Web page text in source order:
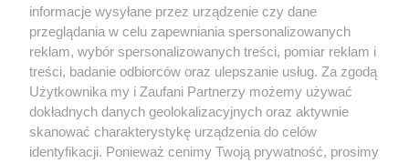
2 / 6
Makabryczne odkrycie przy
ul. Odrzańskiej
Nie zapomnij
zapoznać się z:
polityką prywatności regulamin korzystania z portali
Twojemiasto
Piekary Śląskie
Chorzów
Tarnowskie Góry
Skontakuj sięz nami
Kontakt
Wydawca
Pogoda
informacje wysyłane przez urządzenie czy dane
przeglądania w celu zapewniania spersonalizowanych
reklam, wybór spersonalizowanych treści, pomiar reklam i
treści, badanie odbiorców oraz ulepszanie usług. Za zgodą
Użytkownika my i Zaufani Partnerzy możemy używać
dokładnych danych geolokalizacyjnych oraz aktywnie
skanować charakterystykę urządzenia do celów
identyfikacji. Ponieważ cenimy Twoją prywatność, prosimy